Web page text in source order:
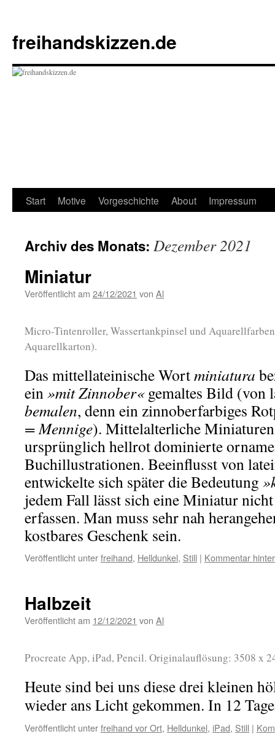
springen
freihandskizzen.de
Start Motive Vorgeschichte About Impressum
Archiv des Monats: Dezember 2021
Miniatur
Veröffentlicht am 24/12/2021 von Al
Micro-Tintenroller, Wassertankpinsel und
Aquarellkarton).
Das mittellateinische Wortminiatura
ein»mit Zinnober«gemaltes Bild (von
bemalen, denn ein zinnoberfarbiges
= Mennige). Mittelalterliche
ursprünglich hellrot dominierte
Buchillustrationen. Beeinflusst von
entwickelte sich später die Bedeutung
jedem Fall lässt sich eine Miniatur
erfassen. Man muss sehr nah
kostbares Geschenk sein.
Veröffentlicht unterfreihand, Helldunkel, Still | Kommentar
Halbzeit
Veröffentlicht am 12/12/2021 von Al
Procreate App, iPad, Pencil. Originalauflösung: 3508 x
Heute sind bei uns diese drei kleinen
wieder ans Licht gekommen. In 12
Veröffentlicht unterfreihand vor Ort, Helldunkel, iPad, Still |